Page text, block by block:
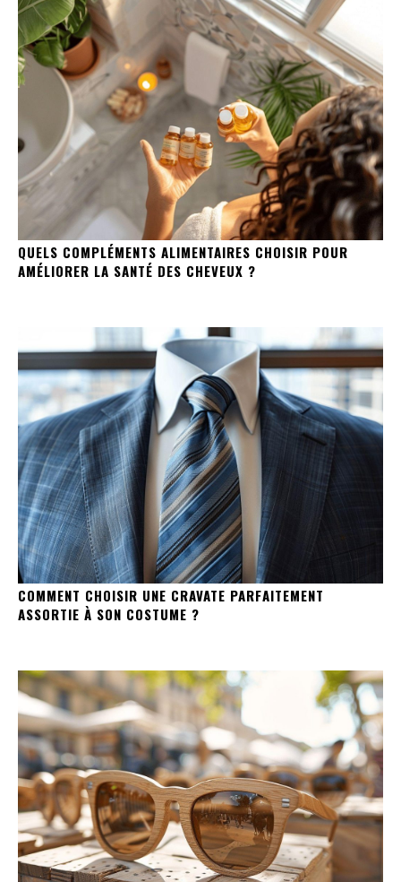
QUELS COMPLÉMENTS ALIMENTAIRES CHOISIR POUR
AMÉLIORER LA SANTÉ DES CHEVEUX ?
COMMENT CHOISIR UNE CRAVATE PARFAITEMENT
ASSORTIE À SON COSTUME ?